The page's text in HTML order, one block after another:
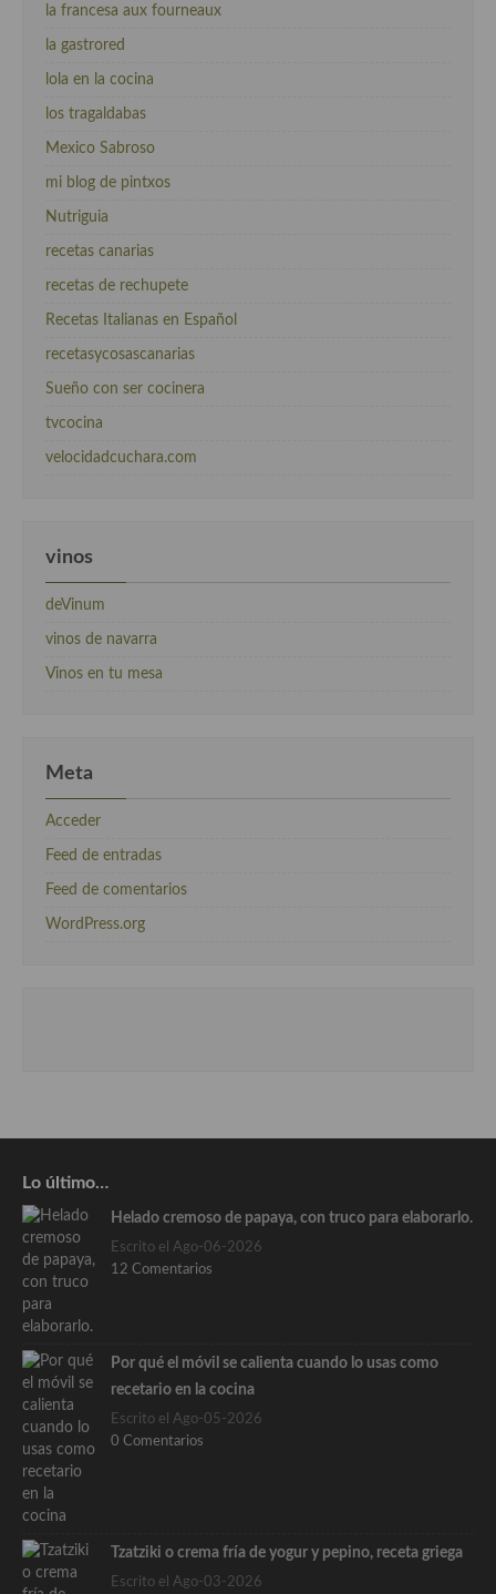
la francesa aux fourneaux
la gastrored
lola en la cocina
los tragaldabas
Mexico Sabroso
mi blog de pintxos
Nutriguia
recetas canarias
recetas de rechupete
Recetas Italianas en Español
recetasycosascanarias
Sueño con ser cocinera
tvcocina
velocidadcuchara.com
vinos
deVinum
vinos de navarra
Vinos en tu mesa
Meta
Acceder
Feed de entradas
Feed de comentarios
WordPress.org
Lo último…
Helado cremoso de papaya, con truco para elaborarlo.
Escrito el Ago-06-2026
12 Comentarios
Por qué el móvil se calienta cuando lo usas como
recetario en la cocina
Escrito el Ago-05-2026
0 Comentarios
Tzatziki o crema fría de yogur y pepino, receta griega
Escrito el Ago-03-2026